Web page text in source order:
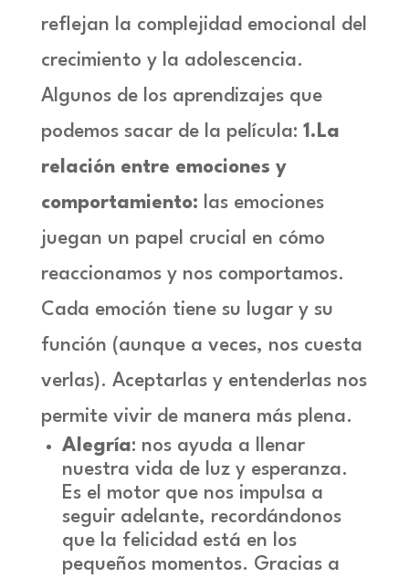
reflejan la complejidad emocional del
crecimiento y la adolescencia.
Algunos de los aprendizajes que
podemos sacar de la película: 1.La
relación entre emociones y
comportamiento:
las emociones
juegan un papel crucial en cómo
reaccionamos y nos comportamos.
Cada emoción tiene su lugar y su
función (aunque a veces, nos cuesta
verlas). Aceptarlas y entenderlas nos
permite vivir de manera más plena.
Alegría: nos ayuda a llenar
nuestra vida de luz y esperanza.
Es el motor que nos impulsa a
seguir adelante, recordándonos
que la felicidad está en los
pequeños momentos. Gracias a